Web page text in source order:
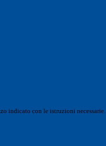
indicato con le istruzioni necessarie.